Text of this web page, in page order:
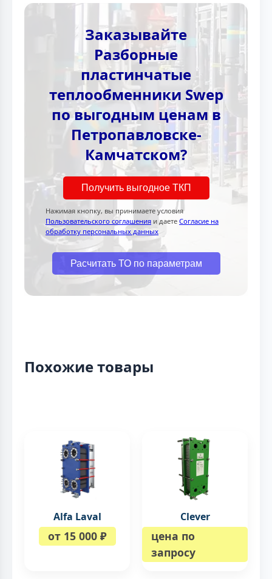
Заказывайте
Разборные
пластинчатые
теплообменники Swep
по выгодным ценам в
Петропавловске-
Камчатском?
Получить выгодное ТКП
Нажимая кнопку, вы принимаете условия
Пользовательского соглашения и даете Согласие на
обработку персональных данных
Расчитать ТО по параметрам
Похожие товары
Alfa Laval
от 15 000 ₽
Clever
цена по
запросу